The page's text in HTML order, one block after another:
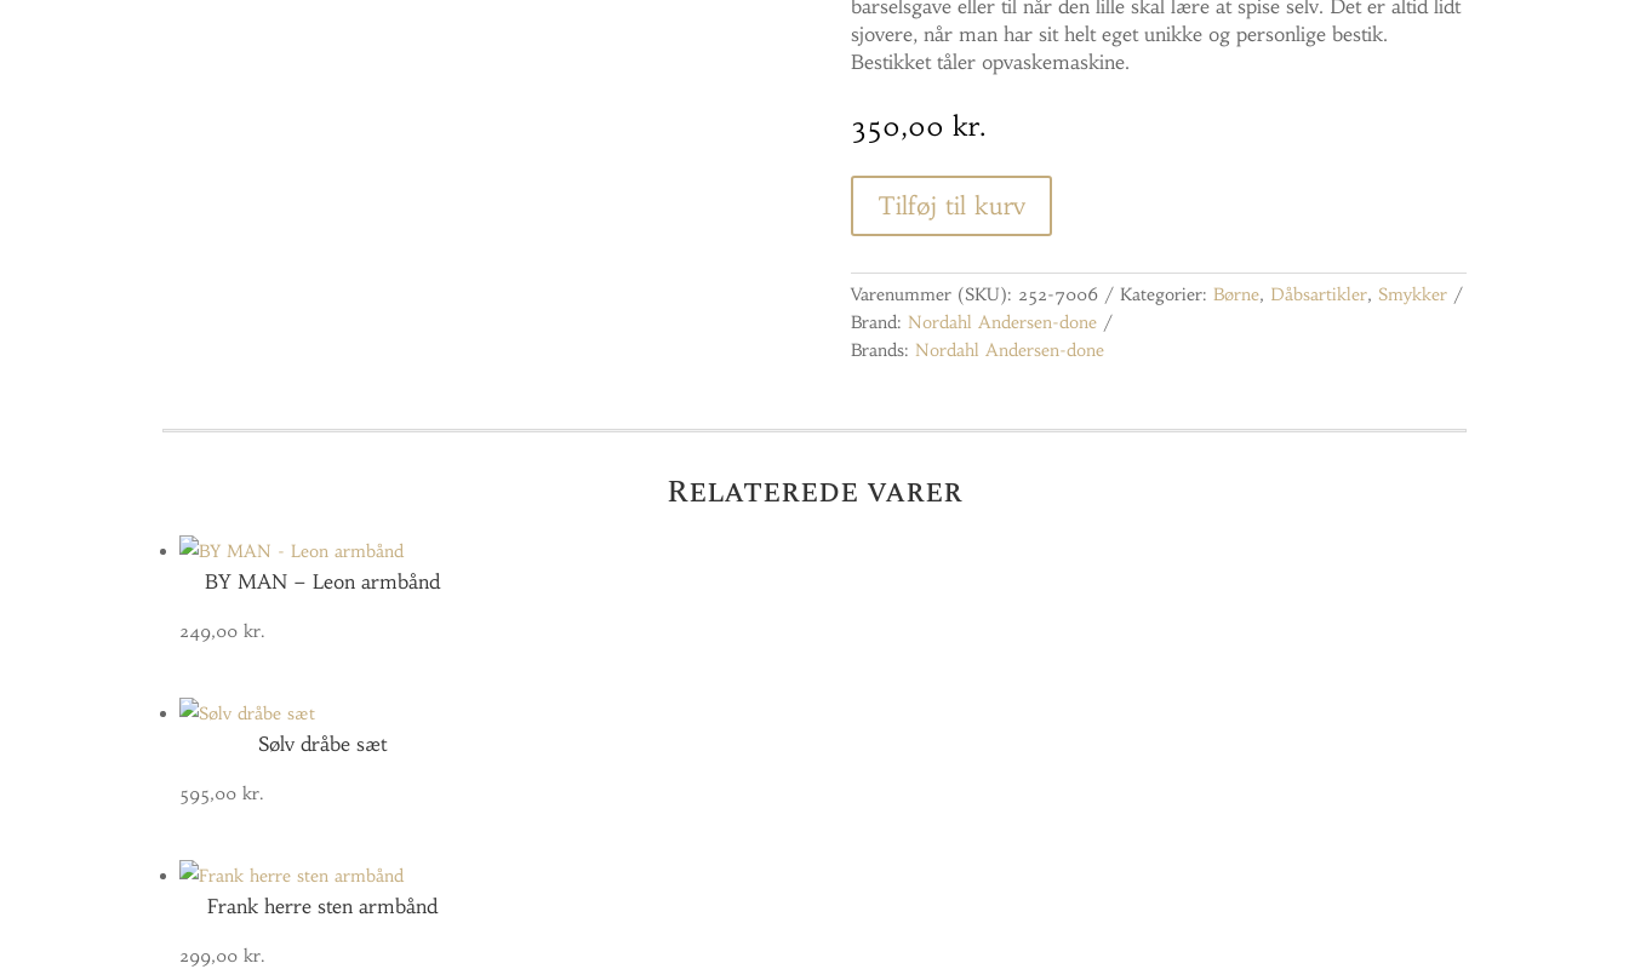
barselsgave eller til når den lille skal lære at spise selv. Det er altid lidt
sjovere, når man har sit helt eget unikke og personlige bestik.
Bestikket tåler opvaskemaskine.
350,00 kr.
Tilføj til kurv
Varenummer (SKU): 252-7006 Kategorier: Børne, Dåbsartikler, Smykker
Brand: Nordahl Andersen-done
Brands: Nordahl Andersen-done
Relaterede varer
BY MAN – Leon armbånd
249,00kr.
Sølv dråbe sæt
595,00kr.
Frank herre sten armbånd
299,00kr.